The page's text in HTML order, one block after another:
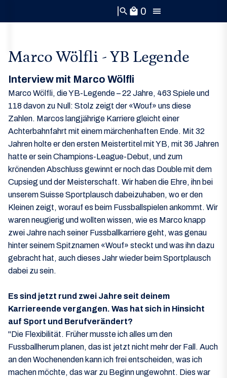
search local_mall 0
Marco Wölfli - YB Legende
Interview mit Marco Wölfli
Marco Wölfli, die YB-Legende – 22 Jahre, 463 Spiele und
118 davon zu Null: Stolz zeigt der «Wouf» uns diese
Zahlen. Marcos langjährige Karriere gleicht einer
Achterbahnfahrt mit einem märchenhaften Ende. Mit 32
Jahren holte er den ersten Meistertitel mit YB, mit 36 Jahren
hatte er sein Champions-League-Debut, und zum
krönenden Abschluss gewinnt er noch das Double mit dem
Cupsieg und der Meisterschaft. Wir haben die Ehre, ihn bei
unserem Suisse Sportplausch dabeizuhaben, wo er den
Kleinen zeigt, worauf es beim Fussballspielen ankommt. Wir
waren neugierig und wollten wissen, wie es Marco knapp
zwei Jahre nach seiner Fussballkarriere geht, was genau
hinter seinem Spitznamen «Wouf» steckt und was ihn dazu
gebracht hat, auch dieses Jahr wieder beim Sportplausch
dabei zu sein.
Es sind jetzt rund zwei Jahre seit deinem
Karriereende vergangen. Was hat sich in Hinsicht
auf Sport und Berufverändert?
"Die Flexibilität. Früher musste ich alles um den
Fussballherum planen, das ist jetzt nicht mehr der Fall. Auch
an den Wochenenden kann ich frei entscheiden, was ich
machen möchte, das war zu Beginn ungewohnt. Dies war